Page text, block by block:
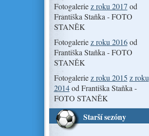
Fotogaleriez roku 2017 od
Františka Staňka - FOTO
STANĚK
Fotogaleriez roku 2016od
Františka Staňka - FOTO
STANĚK
Fotogaleriez roku 2015 z roku
2014od Františka Staňka -
FOTO STANĚK
Starší sezóny